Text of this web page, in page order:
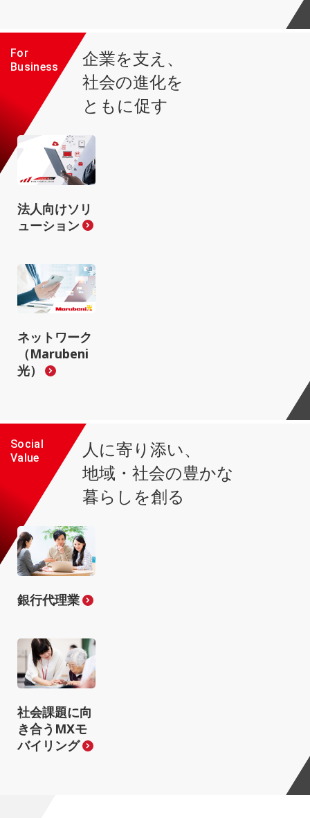
For
Business
企業を支え、
社会の進化を
ともに促す
法人向けソリ
ューション
ネットワーク
（Marubeni
光）
Social
Value
人に寄り添い、
地域・社会の豊かな
暮らしを創る
銀行代理業
社会課題に向
き合う MXモ
バイリング